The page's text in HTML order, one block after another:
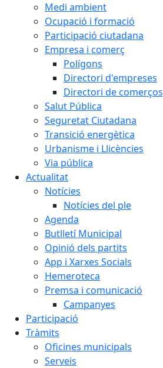
Medi ambient
Ocupació i formació
Participació ciutadana
Empresa i comerç
Polígons
Directori d'empreses
Directori de comerços
Salut Pública
Seguretat Ciutadana
Transició energètica
Urbanisme i Llicències
Via pública
Actualitat
Notícies
Notícies del ple
Agenda
Butlletí Municipal
Opinió dels partits
App i Xarxes Socials
Hemeroteca
Premsa i comunicació
Campanyes
Participació
Tràmits
Oficines municipals
Serveis